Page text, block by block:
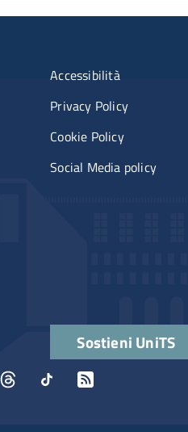
Menù riferimenti
Accessibilità
Privacy Policy
Cookie Policy
Social Media policy
Quick links
Sostieni UniTS
social